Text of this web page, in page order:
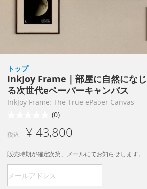
トップ
InkJoy Frame｜部屋に自然にな
る次世代eペーパーキャンバス
InkJoy Frame: The True ePaper Canvas
(0)
税込 ¥ 43,800
販売時期が確定次第、メールにてお知らせします。